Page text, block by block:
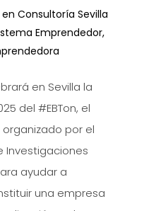
en Consultoría Sevilla
Emprendedor,
en Sevilla la
del #EBTon, el
por el
Investigaciones
ayudar a
una empresa